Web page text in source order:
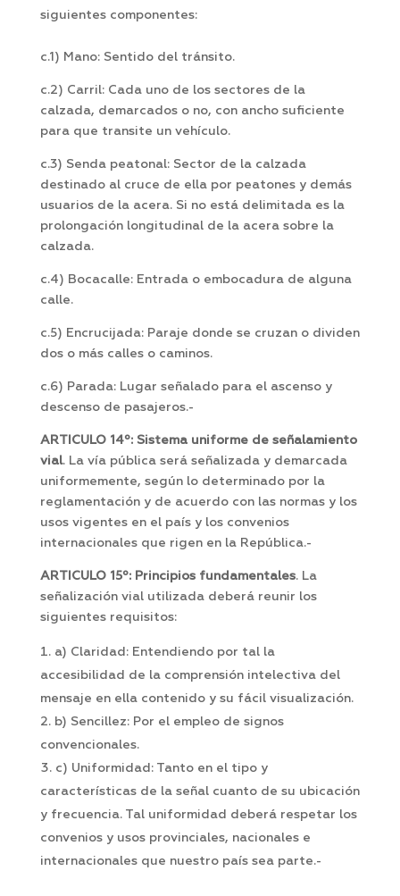
siguientes componentes:
c.1) Mano: Sentido del tránsito.
c.2) Carril: Cada uno de los sectores de la
calzada, demarcados o no, con ancho suficiente
para que transite un vehículo.
c.3) Senda peatonal: Sector de la calzada
destinado al cruce de ella por peatones y demás
usuarios de la acera. Si no está delimitada es la
prolongación longitudinal de la acera sobre la
calzada.
c.4) Bocacalle: Entrada o embocadura de alguna
calle.
c.5) Encrucijada: Paraje donde se cruzan o dividen
dos o más calles o caminos.
c.6) Parada: Lugar señalado para el ascenso y
descenso de pasajeros.-
ARTICULO 14º: Sistema uniforme de señalamiento
vial. La vía pública será señalizada y demarcada
uniformemente, según lo determinado por la
reglamentación y de acuerdo con las normas y los
usos vigentes en el país y los convenios
internacionales que rigen en la República.-
ARTICULO 15º: Principios fundamentales. La
señalización vial utilizada deberá reunir los
siguientes requisitos:
a) Claridad: Entendiendo por tal la
accesibilidad de la comprensión intelectiva del
mensaje en ella contenido y su fácil visualización.
b) Sencillez: Por el empleo de signos
convencionales.
c) Uniformidad: Tanto en el tipo y
características de la señal cuanto de su ubicación
y frecuencia. Tal uniformidad deberá respetar los
convenios y usos provinciales, nacionales e
internacionales que nuestro país sea parte.-